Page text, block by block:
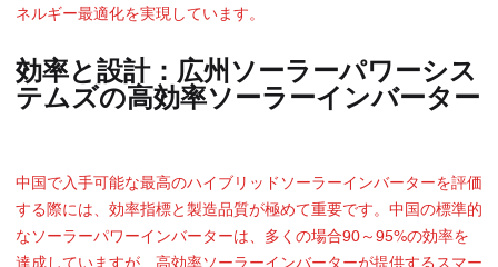
ネルギー最適化を実現しています。
効率と設計：広州ソーラーパワーシス
テムズの高効率ソーラーインバーター
中国で入手可能な最高のハイブリッドソーラーインバーターを評価
する際には、効率指標と製造品質が極めて重要です。中国の標準的
なソーラーパワーインバーターは、多くの場合90～95%の効率を